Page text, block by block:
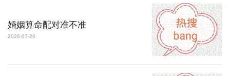
婚姻算命配对准不准
2026-07-26